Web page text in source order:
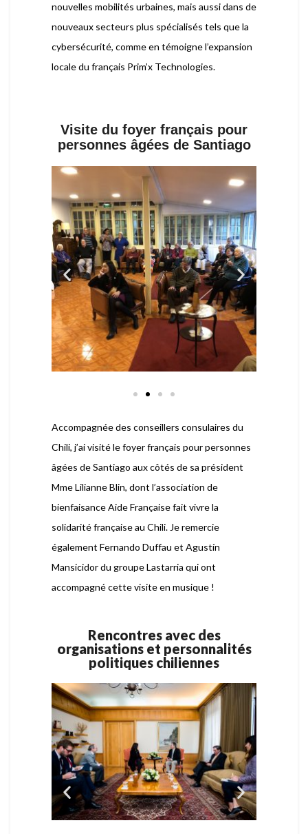
nouvelles mobilités urbaines, mais aussi dans de
nouveaux secteurs plus spécialisés tels que la
cybersécurité, comme en témoigne l’expansion
locale du français Prim’x Technologies.
Visite du foyer français pour
personnes âgées de Santiago
Accompagnée des conseillers consulaires du
Chili, j’ai visité le foyer français pour personnes
âgées de Santiago aux côtés de sa président
Mme Lilianne Blin, dont l’association de
bienfaisance Aide Française fait vivre la
solidarité française au Chili. Je remercie
également Fernando Duffau et Agustín
Mansicidor du groupe Lastarria qui ont
accompagné cette visite en musique !
Rencontres avec des
organisations et personnalités
politiques chiliennes